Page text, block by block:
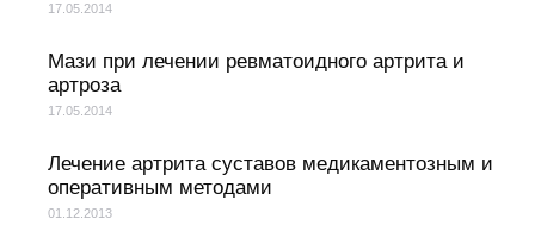
17.05.2014
Мази при лечении ревматоидного артрита и
артроза
17.05.2014
Лечение артрита суставов медикаментозным и
оперативным методами
01.12.2013